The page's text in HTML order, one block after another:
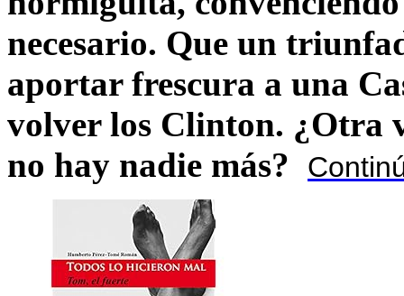
necesario. Que un
aportar frescura a una
volver los Clinton. ¿Otra
no hay nadie más?